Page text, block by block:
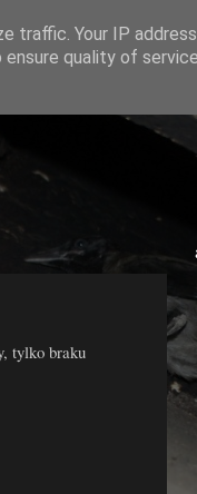
tylko braku
traffic. Your IP
quality of